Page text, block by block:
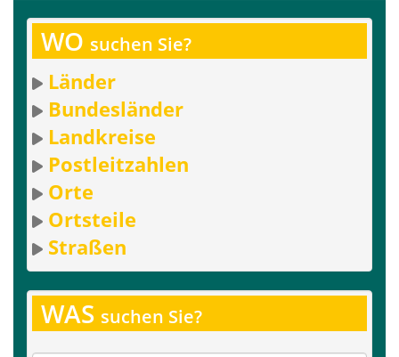
WO suchen Sie?
Länder
Bundesländer
Landkreise
Postleitzahlen
Orte
Ortsteile
Straßen
WAS suchen Sie?